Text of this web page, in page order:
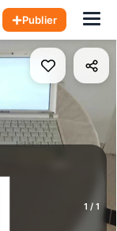
Publier
1 / 1